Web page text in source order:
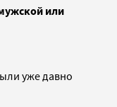
или
уже давно